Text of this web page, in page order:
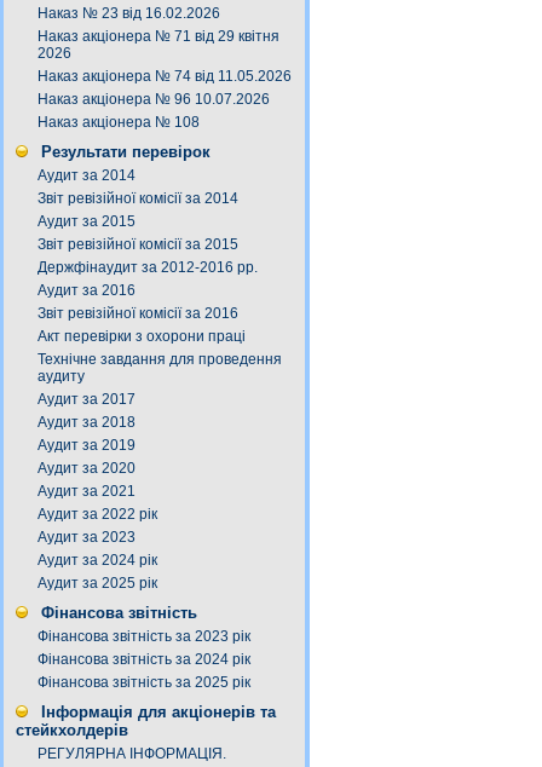
Наказ № 23 від 16.02.2026
Наказ акціонера № 71 від 29 квітня
2026
Наказ акціонера № 74 від 11.05.2026
Наказ акціонера № 96 10.07.2026
Наказ акціонера № 108
Результати перевірок
Аудит за 2014
Звіт ревізійної комісії за 2014
Аудит за 2015
Звіт ревізійної комісії за 2015
Держфінаудит за 2012-2016 рр.
Аудит за 2016
Звіт ревізійної комісії за 2016
Акт перевірки з охорони праці
Технічне завдання для проведення
аудиту
Аудит за 2017
Аудит за 2018
Аудит за 2019
Аудит за 2020
Аудит за 2021
Аудит за 2022 рік
Аудит за 2023
Аудит за 2024 рік
Аудит за 2025 рік
Фінансова звітність
Фінансова звітність за 2023 рік
Фінансова звітність за 2024 рік
Фінансова звітність за 2025 рік
Інформація для акціонерів та
стейкхолдерів
РЕГУЛЯРНА ІНФОРМАЦІЯ.